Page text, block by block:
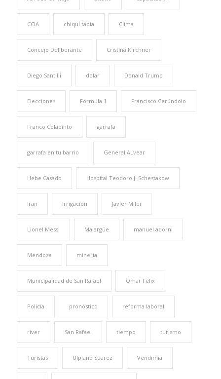
CCIA chiqui tapia Clima
Concejo Deliberante Cristina Kirchner
Diego Santilli dolar Donald Trump
Elecciones Formula 1 Francisco Cerúndolo
Franco Colapinto garrafa
garrafa en tu barrio General ALvear
Hebe Casado Hospital Teodoro J. Schestakow
Iran Irrigación Javier Milei
Lionel Messi Malargüe manuel adorni
Mendoza minería
Municipalidad de San Rafael Omar Félix
Policía pronóstico reforma laboral
river San Rafael tiempo turismo
Turistas Ulpiano Suarez Vendimia